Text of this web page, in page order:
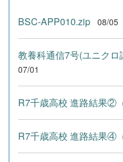
BSC-APP010.zip 08/05
07/01
R7千歳高校 進路結果②
R7千歳高校 進路結果④